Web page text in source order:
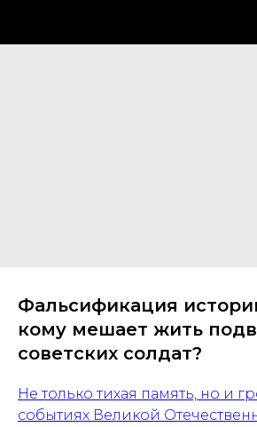
Фальсификация
кому мешает жить
советских солдат?
Не только тихая память, но и
событиях Великой